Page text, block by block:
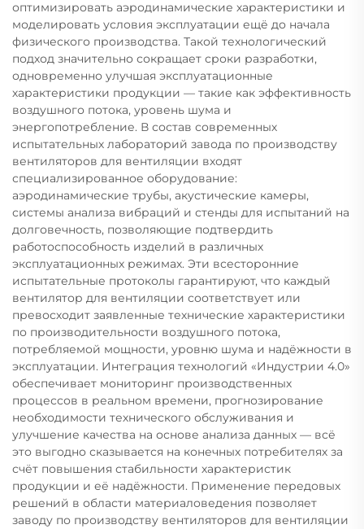
оптимизировать аэродинамические характеристики и
моделировать условия эксплуатации ещё до начала
физического производства. Такой технологический
подход значительно сокращает сроки разработки,
одновременно улучшая эксплуатационные
характеристики продукции — такие как эффективность
воздушного потока, уровень шума и
энергопотребление. В состав современных
испытательных лабораторий завода по производству
вентиляторов для вентиляции входят
специализированное оборудование:
аэродинамические трубы, акустические камеры,
системы анализа вибраций и стенды для испытаний на
долговечность, позволяющие подтвердить
работоспособность изделий в различных
эксплуатационных режимах. Эти всесторонние
испытательные протоколы гарантируют, что каждый
вентилятор для вентиляции соответствует или
превосходит заявленные технические характеристики
по производительности воздушного потока,
потребляемой мощности, уровню шума и надёжности в
эксплуатации. Интеграция технологий «Индустрии 4.0»
обеспечивает мониторинг производственных
процессов в реальном времени, прогнозирование
необходимости технического обслуживания и
улучшение качества на основе анализа данных — всё
это выгодно сказывается на конечных потребителях за
счёт повышения стабильности характеристик
продукции и её надёжности. Применение передовых
решений в области материаловедения позволяет
заводу по производству вентиляторов для вентиляции